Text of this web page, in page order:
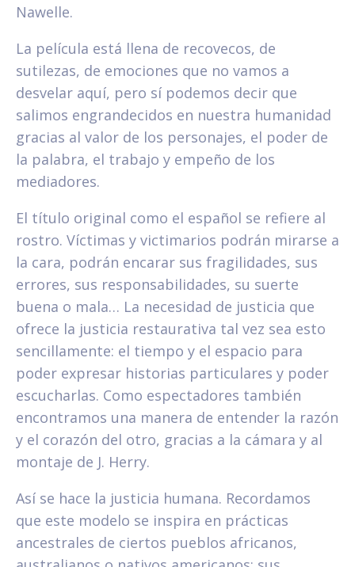
Nawelle.
La película está llena de recovecos, de
sutilezas, de emociones que no vamos a
desvelar aquí, pero sí podemos decir que
salimos engrandecidos en nuestra humanidad
gracias al valor de los personajes, el poder de
la palabra, el trabajo y empeño de los
mediadores.
El título original como el español se refiere al
rostro. Víctimas y victimarios podrán mirarse a
la cara, podrán encarar sus fragilidades, sus
errores, sus responsabilidades, su suerte
buena o mala… La necesidad de justicia que
ofrece la justicia restaurativa tal vez sea esto
sencillamente: el tiempo y el espacio para
poder expresar historias particulares y poder
escucharlas. Como espectadores también
encontramos una manera de entender la razón
y el corazón del otro, gracias a la cámara y al
montaje de J. Herry.
Así se hace la justicia humana. Recordamos
que este modelo se inspira en prácticas
ancestrales de ciertos pueblos africanos,